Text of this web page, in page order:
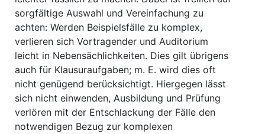
sorgfältige Auswahl und Vereinfachung zu
achten: Werden Beispielsfälle zu komplex,
verlieren sich Vor­tragender und Auditorium
leicht in Nebensächlichkeiten. Dies gilt übrigens
auch für Klausur­aufgaben; m. E. wird dies oft
nicht genügend berücksichtigt. Hiergegen lässt
sich nicht ein­wenden, Ausbildung und Prüfung
verlören mit der Entschlackung der Fälle den
notwendigen Bezug zur komplexen